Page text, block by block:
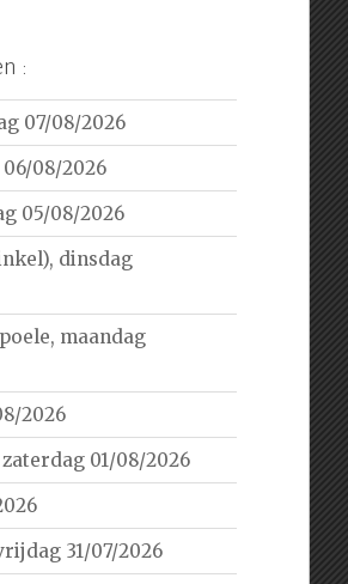
:
07/08/2026
08/2026
05/08/2026
dinsdag
maandag
2026
01/08/2026
31/07/2026